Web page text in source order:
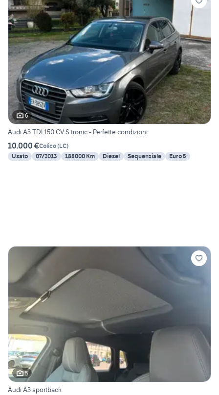
6
Audi A3 TDI 150 CV S tronic - Perfette condizioni
10.000 €Colico(LC)
Usato
07/2013 188000 Km Diesel Sequenziale Euro 5
5
Audi A3 sportback